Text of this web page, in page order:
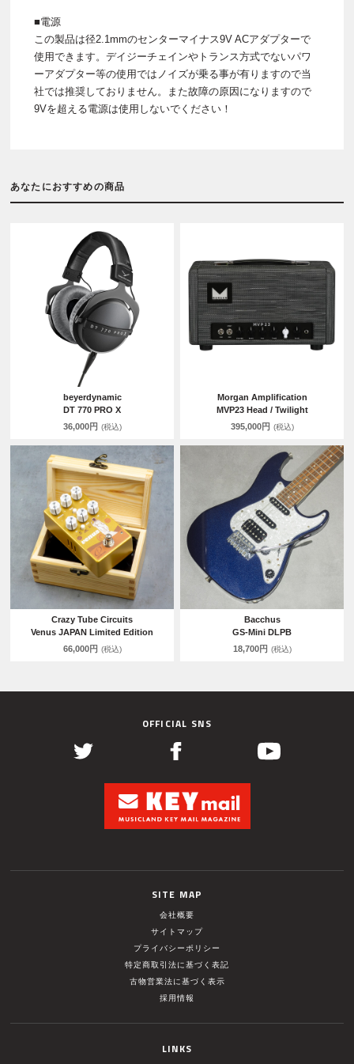
■電源
この製品は径2.1mmのセンターマイナス9V ACアダプターで
使用できます。デイジーチェインやトランス方式でないパワ
ーアダプター等の使用ではノイズが乗る事が有りますので当
社では推奨しておりません。また故障の原因になりますので
9Vを超える電源は使用しないでください！
あなたにおすすめの商品
beyerdynamic
DT 770 PRO X
36,000円 (税込)
Morgan Amplification
MVP23 Head / Twilight
395,000円 (税込)
Crazy Tube Circuits
Venus JAPAN Limited Edition
66,000円 (税込)
Bacchus
GS-Mini DLPB
18,700円 (税込)
OFFICIAL SNS
SITE MAP
会社概要
サイトマップ
プライバシーポリシー
特定商取引法に基づく表記
古物営業法に基づく表示
採用情報
LINKS